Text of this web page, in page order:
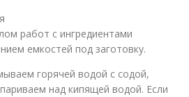
работ с ингредиентами
емкостей под заготовку.
горячей водой с содой,
над кипящей водой. Если